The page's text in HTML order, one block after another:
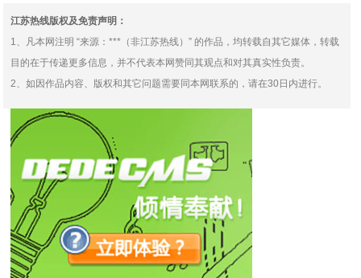
江苏热线版权及免责声明：
1、凡本网注明 “来源：***（非江苏热线）” 的作品，均转载自其它媒体，转载
目的在于传递更多信息，并不代表本网赞同其观点和对其真实性负责。
2、如因作品内容、版权和其它问题需要同本网联系的，请在30日内进行。